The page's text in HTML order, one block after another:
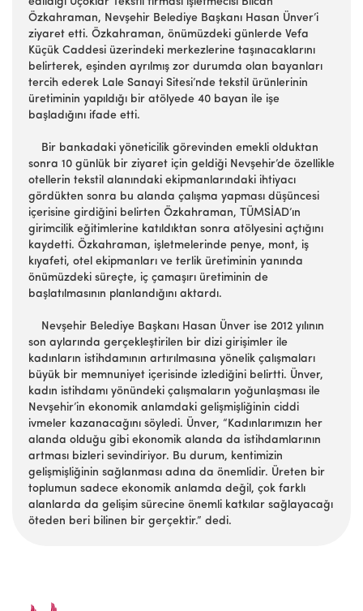
Özkahraman, Nevşehir Belediye Başkanı Hasan Ünver’i
ziyaret etti. Özkahraman, önümüzdeki günlerde Vefa
Küçük Caddesi üzerindeki merkezlerine taşınacaklarını
belirterek, eşinden ayrılmış zor durumda olan bayanları
tercih ederek Lale Sanayi Sitesi’nde tekstil ürünlerinin
üretiminin yapıldığı bir atölyede 40 bayan ile işe
başladığını ifade etti.
Bir bankadaki yöneticilik görevinden emekli olduktan
sonra 10 günlük bir ziyaret için geldiği Nevşehir’de özellikle
otellerin tekstil alanındaki ekipmanlarındaki ihtiyacı
gördükten sonra bu alanda çalışma yapması düşüncesi
içerisine girdiğini belirten Özkahraman, TÜMSİAD’ın
girimcilik eğitimlerine katıldıktan sonra atölyesini açtığını
kaydetti. Özkahraman, işletmelerinde penye, mont, iş
kıyafeti, otel ekipmanları ve terlik üretiminin yanında
önümüzdeki süreçte, iç çamaşırı üretiminin de
başlatılmasının planlandığını aktardı.
Nevşehir Belediye Başkanı Hasan Ünver ise 2012 yılının
son aylarında gerçekleştirilen bir dizi girişimler ile
kadınların istihdamının artırılmasına yönelik çalışmaları
büyük bir memnuniyet içerisinde izlediğini belirtti. Ünver,
kadın istihdamı yönündeki çalışmaların yoğunlaşması ile
Nevşehir’in ekonomik anlamdaki gelişmişliğinin ciddi
ivmeler kazanacağını söyledi. Ünver, “Kadınlarımızın her
alanda olduğu gibi ekonomik alanda da istihdamlarının
artması bizleri sevindiriyor. Bu durum, kentimizin
gelişmişliğinin sağlanması adına da önemlidir. Üreten bir
toplumun sadece ekonomik anlamda değil, çok farklı
alanlarda da gelişim sürecine önemli katkılar sağlayacağı
öteden beri bilinen bir gerçektir.” dedi.